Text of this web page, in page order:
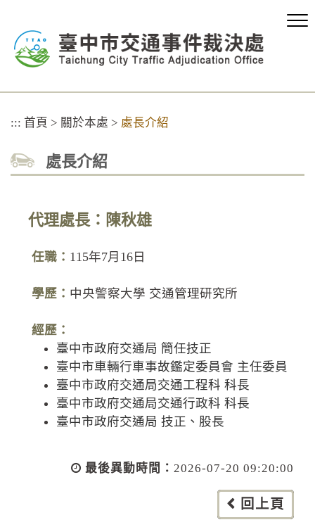
::: 首頁 > 關於本處 > 處長介紹
處長介紹
代理處長：陳秋雄
任職： 115年7月16日
學歷： 中央警察大學 交通管理研究所
經歷：
臺中市政府交通局 簡任技正
臺中市車輛行車事故鑑定委員會 主任委員
臺中市政府交通局交通工程科 科長
臺中市政府交通局交通行政科 科長
臺中市政府交通局 技正、股長
最後異動時間： 2026-07-20 09:20:00
回上頁